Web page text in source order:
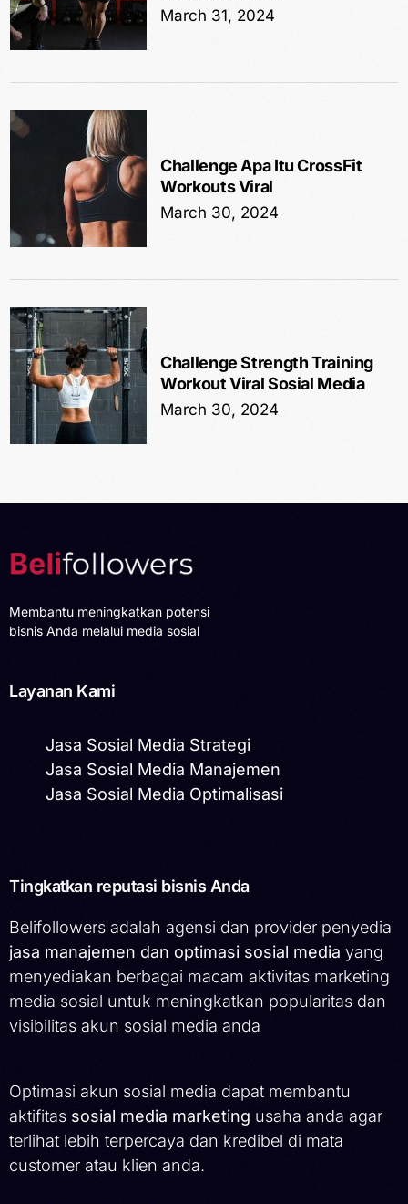
March 31, 2024
Challenge Apa Itu CrossFit
Workouts Viral
March 30, 2024
Challenge Strength Training
Workout Viral Sosial Media
March 30, 2024
Membantu meningkatkan potensi
bisnis Anda melalui media sosial
Layanan Kami
Jasa Sosial Media Strategi
Jasa Sosial Media Manajemen
Jasa Sosial Media Optimalisasi
Tingkatkan reputasi bisnis Anda
Belifollowers adalah agensi dan provider penyedia
jasa manajemen dan optimasi sosial media yang
menyediakan berbagai macam aktivitas marketing
media sosial untuk meningkatkan popularitas dan
visibilitas akun sosial media anda
Optimasi akun sosial media dapat membantu
aktifitas sosial media marketing usaha anda agar
terlihat lebih terpercaya dan kredibel di mata
customer atau klien anda.